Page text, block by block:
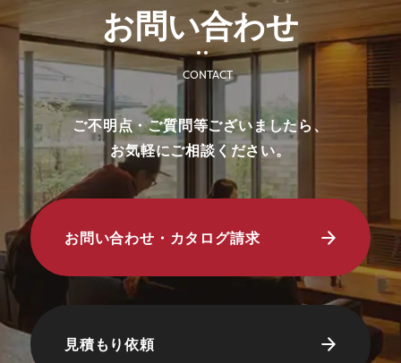
お問い合わせ
CONTACT
ご不明点・ご質問等ございましたら、
お気軽にご相談ください。
お問い合わせ・カタログ請求
見積もり依頼